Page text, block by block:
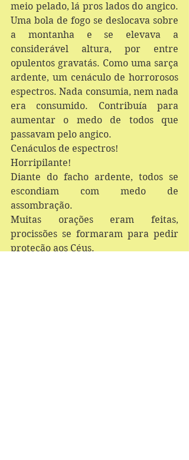
meio pelado, lá pros lados do angico.
Uma bola de fogo se deslocava sobre
a montanha e se elevava a
considerável altura, por entre
opulentos gravatás. Como uma sarça
ardente, um cenáculo de horrorosos
espectros. Nada consumia, nem nada
era consumido. Contribuía para
aumentar o medo de todos que
passavam pelo angico.
Cenáculos de espectros!
Horripilante!
Diante do facho ardente, todos se
escondiam com medo de
assombração.
Muitas orações eram feitas,
procissões se formaram para pedir
proteção aos Céus.